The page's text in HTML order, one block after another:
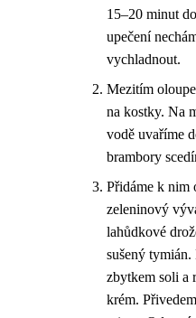
15–20 minut
upečení
vychladnout.
Mezitím
na kostky. Na
vodě uvaříme
brambory
Přidáme k nim
zeleninový
lahůdkové
sušený tymián.
zbytkem soli a
krém.